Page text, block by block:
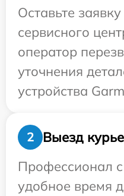
Оставьте
сервисного
оператор
уточнения
устройства
2
Выезд
Профессионал
удобное время